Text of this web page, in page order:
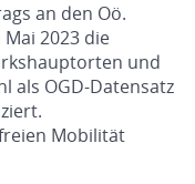
an den Oö.
2023 die
und
als OGD-Datensatz
Mobilität